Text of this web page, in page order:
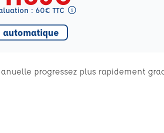
: 60€ TTC
mention
automatique
progressez plus rapidement